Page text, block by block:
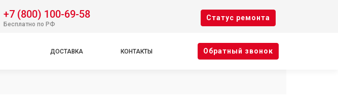
+7 (800) 100-69-58
Бесплатно по РФ
Cтатус ремонта
ДОСТАВКА КОНТАКТЫ Oбратный звонок